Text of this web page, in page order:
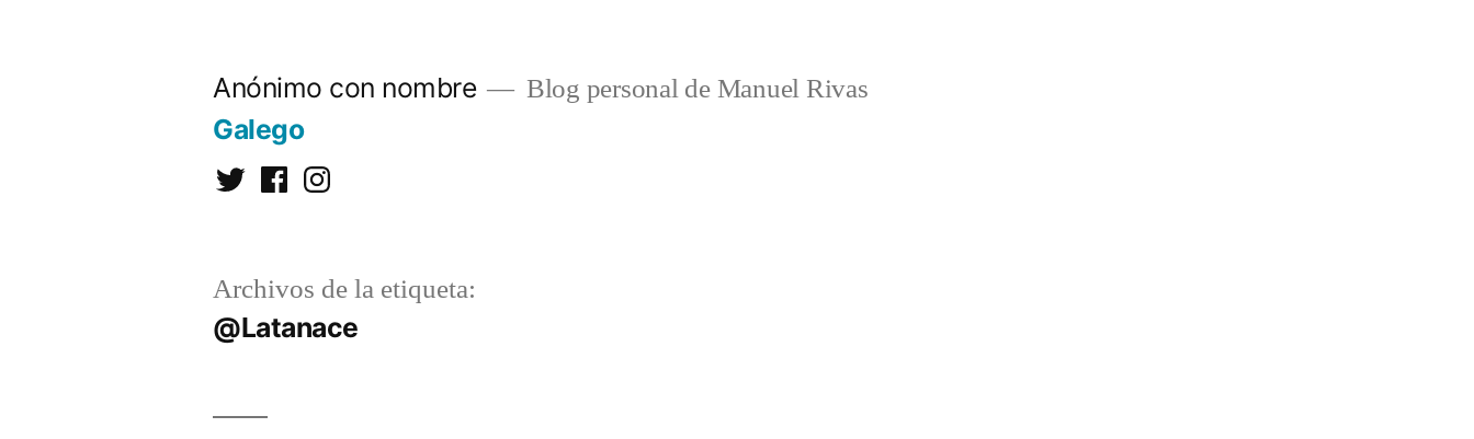
Anónimo con nombre Blog personal de Manuel Rivas
Galego
TwitterFacebookInstagram
Archivos de la etiqueta:
@Latanace